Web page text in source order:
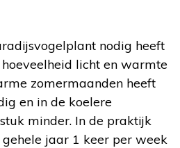
nodig heeft
licht en warmte
zomermaanden heeft
en in de koelere
minder. In de praktijk
jaar 1 keer per week